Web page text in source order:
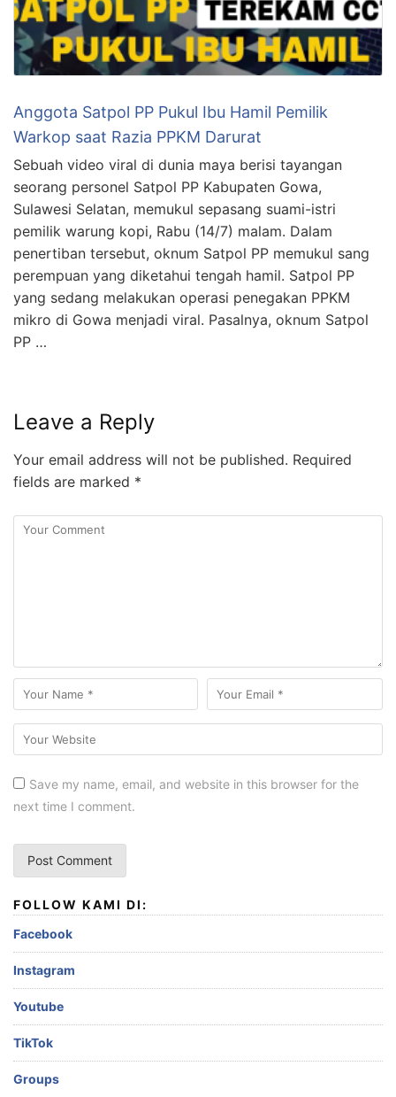
Anggota Satpol PP Pukul Ibu Hamil Pemilik
Warkop saat Razia PPKM Darurat
Sebuah video viral di dunia maya berisi tayangan
seorang personel Satpol PP Kabupaten Gowa,
Sulawesi Selatan, memukul sepasang suami-istri
pemilik warung kopi, Rabu (14/7) malam. Dalam
penertiban tersebut, oknum Satpol PP memukul sang
perempuan yang diketahui tengah hamil. Satpol PP
yang sedang melakukan operasi penegakan PPKM
mikro di Gowa menjadi viral. Pasalnya, oknum Satpol
PP …
Leave a Reply
Your email address will not be published. Required
fields are marked *
Save my name, email, and website in this browser for the
next time I comment.
FOLLOW KAMI DI:
Facebook
Instagram
Youtube
TikTok
Groups